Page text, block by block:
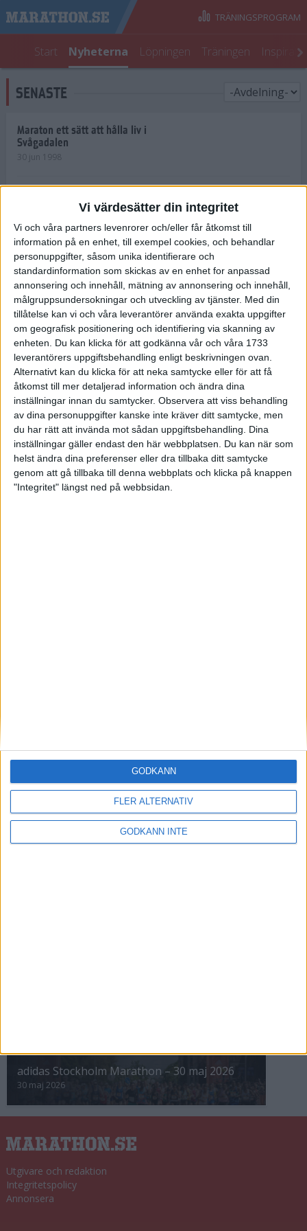
Vi värdesätter din integritet
Vi och våra partners levenrorer och/eller får åtkomst till
information på en enhet, till exempel cookies, och behandlar
personuppgifter, såsom unika identifierare och
standardinformation som skickas av en enhet for anpassad
annonsering och innehåll, mätning av annonsering och innehåll,
målgruppsundersokningar och utveckling av tjänster. Med din
tillåtelse kan vi och våra leverantörer använda exakta uppgifter
om geografisk positionering och identifiering via skanning av
enheten. Du kan klicka för att godkänna vår och våra 1733
leverantörers uppgiftsbehandling enligt beskrivningen ovan.
Alternativt kan du klicka för att neka samtycke eller för att få
åtkomst till mer detaljerad information och ändra dina
inställningar innan du samtycker. Observera att viss behandling
av dina personuppgifter kanske inte kräver ditt samtycke, men
du har rätt att invända mot sådan uppgiftsbehandling. Dina
inställningar gäller endast den här webbplatsen. Du kan när som
helst ändra dina preferenser eller dra tillbaka ditt samtycke
genom att gå tillbaka till denna webbplats och klicka på knappen
"Integritet" längst ned på webbsidan.
FLER ALTERNATIV
GODKÄNN INTE
GODKÄNN
Start Nyheterna Löpningen Träningen
TRÄNINGSPROGRAM
SENASTE
Maraton ett sätt att hålla liv i
Svågadalen
30 jun 1998
Norrlänningar firade semester i
Strängnäs
28 jun 1998
Maratonlöparna bäst i Trosa
I år fick Andervang kransen
27 jun 1998
Intresset ökar för Lidingöloppet
26 jun 1998
Värmemara
väntarvärldsmästaraspiranter
24 jun 1998
ASIEN
Berlin Marathon - ett lopp genom
8 okt 1995• Arkiv• Reseberättelser från
adidas Stockholm Marathon – 30 maj 2026
30 maj 2026
Utgivare och redaktion
Integritetspolicy
Annonsera